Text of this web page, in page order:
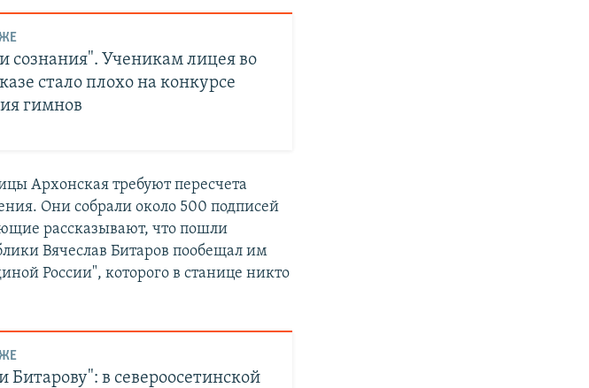
сознания". Ученикам лицея во
стало плохо на конкурсе
гимнов
Архонская требуют пересчета
Они собрали около 500 подписей
рассказывают, что пошли
Вячеслав Битаров пообещал им
России", которого в станице никто
Битарову": в североосетинской